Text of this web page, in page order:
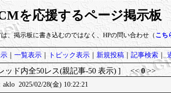
を応援するページ掲示板
、掲示板に書き込むのではなく、HPの問い合わせ（ こち
｜ 一覧表示｜トピック表示｜ 新規投稿｜記事検索｜
ッド内全50レス(親記事-50 表示) ] <<0>>
aklo 2025/02/28(金) 10:22:21